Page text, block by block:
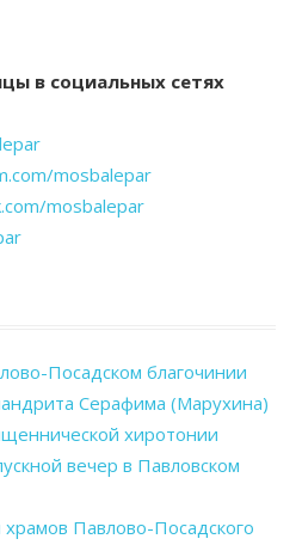
в социальных сетях
mosbalepar
mosbalepar
Посадском благочинии
Серафима (Марухина)
хиротонии
вечер в Павловском
Павлово-Посадского